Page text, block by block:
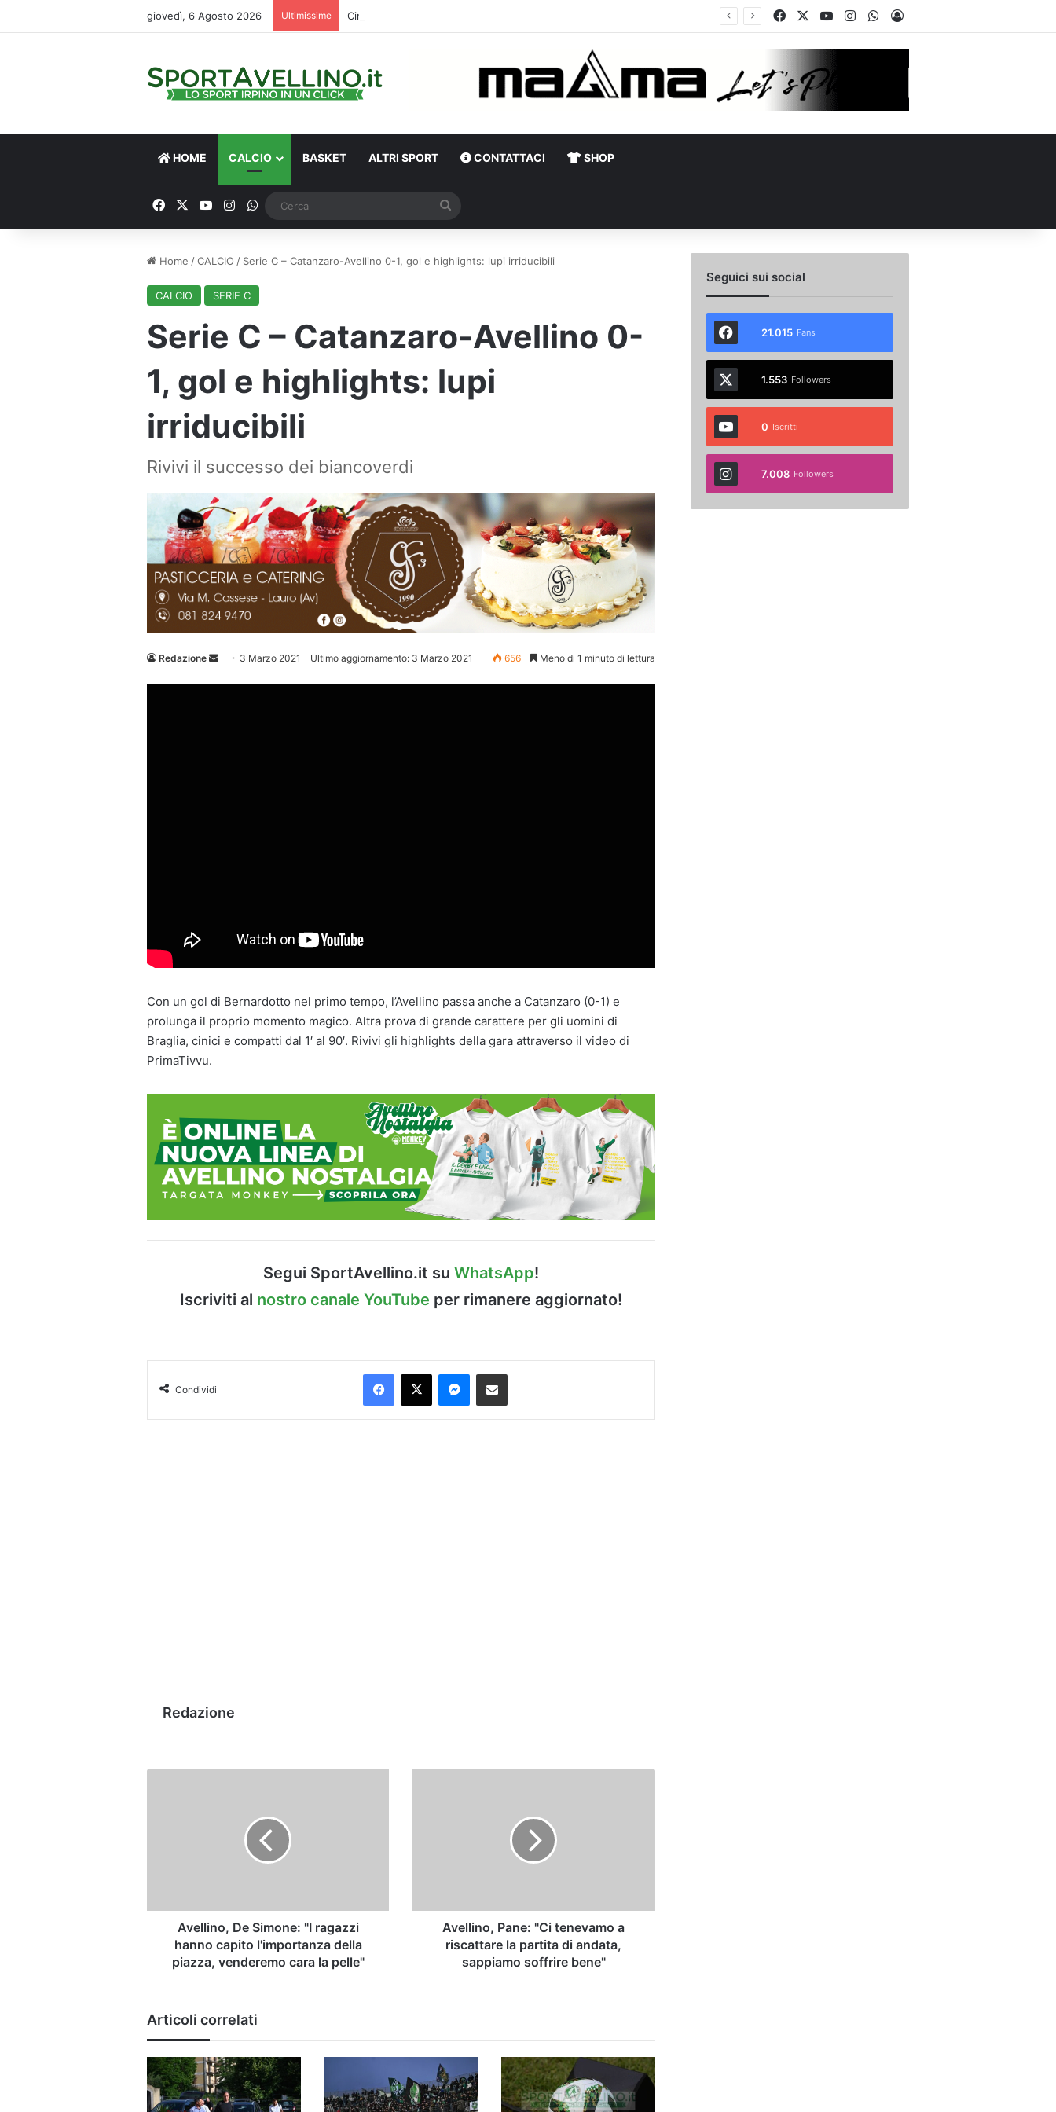
giovedì, 6 Agosto 2026 Ultimissime FacebookYou TubeInstagramWhatsApp
Accedi
HOME CALCIO BASKET ALTRI SPORT CONTATTACI SHOP
FacebookYou TubeInstagram
WhatsApp
Home /CALCIO / Serie C – Catanzaro-Avellino 0-1, gol e highlights: lupi irriducibili
CALCIO SERIE C
Serie C – Catanzaro-Avellino 0-
1, gol e highlights: lupi
irriducibili
Rivivi il successo dei biancoverdi
Redazione
Invia 3 Marzo 2021 Ultimo aggiornamento: 3 Marzo 2021 656 Meno di 1 minuto di lettura
Con un gol di Bernardotto nel primo tempo, l’Avellino passa anche a Catanzaro (0-1) e
prolunga il proprio momento magico. Altra prova di grande carattere per gli uomini di
Braglia, cinici e compatti dal 1′ al 90′. Rivivi gli highlights della gara attraverso il video di
PrimaTivvu.
Segui SportAvellino.it su WhatsApp!
Iscriviti al nostro canale YouTube per rimanere aggiornato!
Condividi
Facebook
X Messenger
Condividi via Email
Redazione
della
piazza,
venderemo
Avellino, De Simone: "I ragazzi
hanno capito l'importanza della
piazza, venderemo cara la pelle"
di
andata,
sappiamo
Avellino, Pane: "Ci tenevamo a
riscattare la partita di andata,
sappiamo soffrire bene"
Articoli correlati
Seguici sui social
21.015 Fans
1.553 Followers
0 Iscritti
7.008 Followers